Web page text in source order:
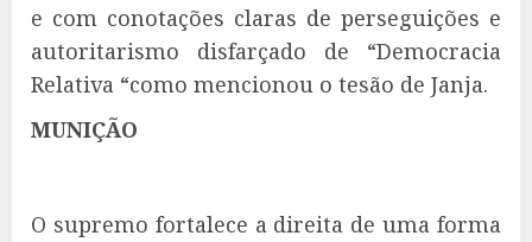
e com conotações claras de perseguições e
autoritarismo disfarçado de “Democracia
Relativa “como mencionou o tesão de Janja.
MUNIÇÃO
O supremo fortalece a direita de uma forma